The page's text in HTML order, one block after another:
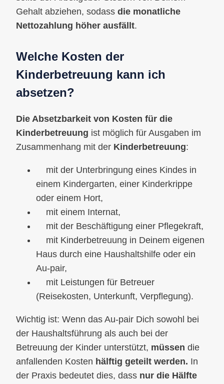
Gehalt abziehen, sodass die monatliche
Nettozahlung höher ausfällt.
Welche Kosten der
Kinderbetreuung kann ich
absetzen?
Die Absetzbarkeit von Kosten für die
Kinderbetreuung ist möglich für Ausgaben im
Zusammenhang mit der Kinderbetreuung:
mit der Unterbringung eines Kindes in
einem Kindergarten, einer Kinderkrippe
oder einem Hort,
mit einem Internat,
mit der Beschäftigung einer Pflegekraft,
mit Kinderbetreuung in Deinem eigenen
Haus durch eine Haushaltshilfe oder ein
Au-pair,
mit Leistungen für Betreuer
(Reisekosten, Unterkunft, Verpflegung).
Wichtig ist: Wenn das Au-pair Dich sowohl bei
der Haushaltsführung als auch bei der
Betreuung der Kinder unterstützt, müssen die
anfallenden Kosten hälftig geteilt werden. In
der Praxis bedeutet dies, dass nur die Hälfte